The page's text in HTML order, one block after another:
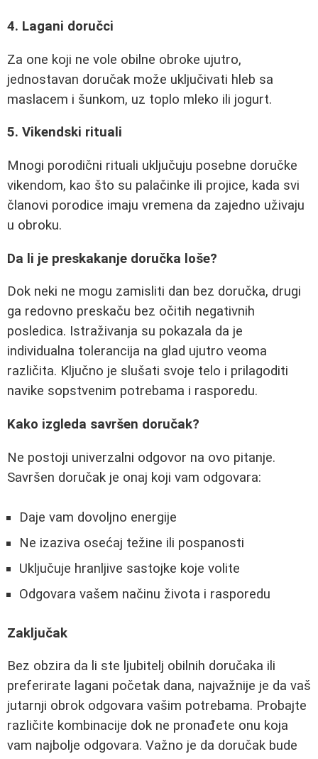
4. Lagani doručci
Za one koji ne vole obilne obroke ujutro,
jednostavan doručak može uključivati hleb sa
maslacem i šunkom, uz toplo mleko ili jogurt.
5. Vikendski rituali
Mnogi porodični rituali uključuju posebne doručke
vikendom, kao što su palačinke ili projice, kada svi
članovi porodice imaju vremena da zajedno uživaju
u obroku.
Da li je preskakanje doručka loše?
Dok neki ne mogu zamisliti dan bez doručka, drugi
ga redovno preskaču bez očitih negativnih
posledica. Istraživanja su pokazala da je
individualna tolerancija na glad ujutro veoma
različita. Ključno je slušati svoje telo i prilagoditi
navike sopstvenim potrebama i rasporedu.
Kako izgleda savršen doručak?
Ne postoji univerzalni odgovor na ovo pitanje.
Savršen doručak je onaj koji vam odgovara:
Daje vam dovoljno energije
Ne izaziva osećaj težine ili pospanosti
Uključuje hranljive sastojke koje volite
Odgovara vašem načinu života i rasporedu
Zaključak
Bez obzira da li ste ljubitelj obilnih doručaka ili
preferirate lagani početak dana, najvažnije je da vaš
jutarnji obrok odgovara vašim potrebama. Probajte
različite kombinacije dok ne pronađete onu koja
vam najbolje odgovara. Važno je da doručak bude